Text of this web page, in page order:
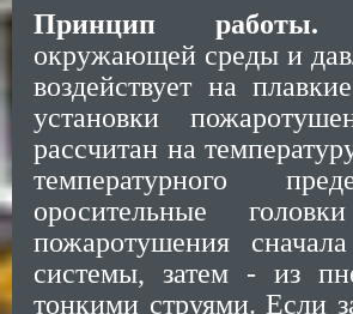
Принцип работы.
окружающей среды и
воздействует на
установки
рассчитан на
температурного
оросительные
пожаротушения
системы, затем - из
тонкими струями. Если